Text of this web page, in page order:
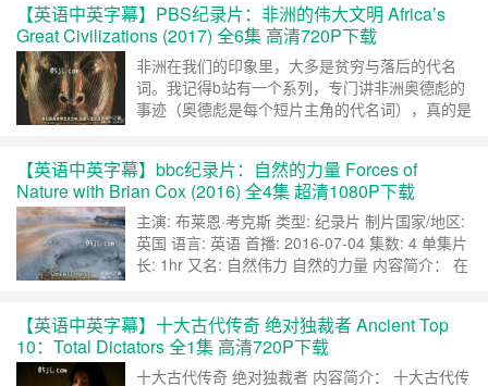
情。 每集将有不同的三个地方： 内克尔
岛，古巴，特立尼达； 牙买加，穆沙岛，巴
巴多斯； 安提……继续阅读 »
【英语中英字幕】PBS纪录片：非洲的伟大文明 Africa’s
Great Civilizations (2017) 全6集 高清720P下载
非洲在我们的印象里，大多是贫穷与落后的代名
词。我记得b站有一个系列，专门讲非洲奥德彪的
事迹（奥德彪是每个短片主角的代名词），真的是
反正就是非常落后，但是，任何存在都是合理的。
非洲也有着伟大的文明，一起来看看吧。 类型: 纪
录片 / 历史 制片国家/地区: 美国 语言: 英……继续
阅读 »
【英语中英字幕】bbc纪录片：自然的力量 Forces of
Nature with Brian Cox (2016) 全4集 超清1080P下载
主演: 布莱恩·考克斯 类型: 纪录片 制片国家/地区:
英国 语言: 英语 首播: 2016-07-04 集数: 4 单集片
长: 1hr 又名: 自然伟力 自然的力量 内容简介： 在
美丽背后的奥秘。 在环绕太阳系和宇宙的边缘旅
行之后，布莱恩将带观众回到地球，揭开让我
们……继续阅读 »
【英语中英字幕】十大古代传奇 绝对独裁者 Ancient Top
10：Total Dictators 全1集 高清720P下载
十大古代传奇 绝对独裁者 内容简介： 十大古代传